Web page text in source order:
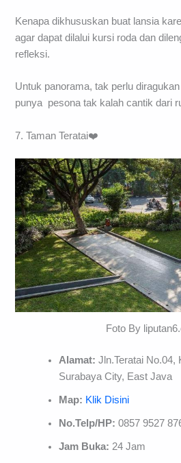
Kenapa dikhususkan buat lansia
agar dapat dilalui kursi roda dan
refleksi.
Untuk panorama, tak perlu
punya pesona tak kalah cantik dari
7. Taman Teratai❤️
Foto By
Alamat: Jln.Teratai No.04,
Surabaya City, East Java
Map: Klik Disini
No.Telp/HP: 0857 9527
Jam Buka: 24 Jam